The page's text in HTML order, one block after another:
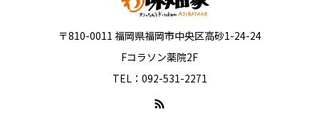
〒810-0011 福岡県福岡市中央区高砂1-24-24
Fコラソン薬院2F
TEL：092-531-2271